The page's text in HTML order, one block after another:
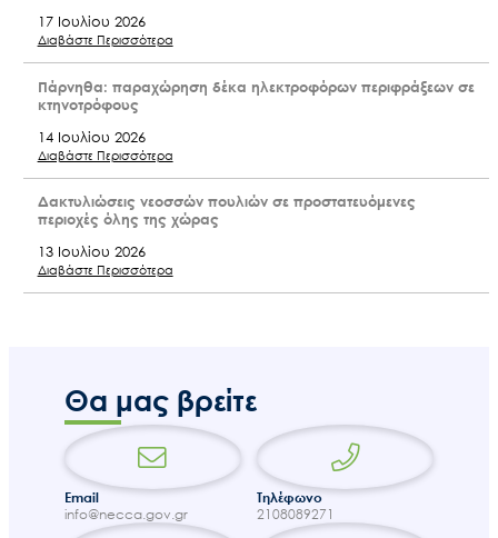
Ακολουθήστε μας
17 Ιουλίου 2026
Διαβάστε Περισσότερα
Πάρνηθα: παραχώρηση δέκα ηλεκτροφόρων περιφράξεων σε
κτηνοτρόφους
14 Ιουλίου 2026
Διαβάστε Περισσότερα
Δακτυλιώσεις νεοσσών πουλιών σε προστατευόμενες
περιοχές όλης της χώρας
13 Ιουλίου 2026
Διαβάστε Περισσότερα
Θα μας βρείτε
Email
info@necca.gov.gr
Τηλέφωνο
2108089271